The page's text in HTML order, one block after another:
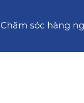
sóc hàng